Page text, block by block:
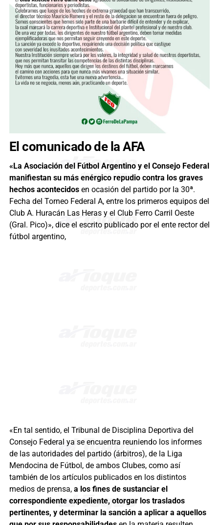
El comunicado de la AFA
«La Asociación del Fútbol Argentino y el Consejo Federal
manifiestan su más enérgico repudio contra los graves
hechos acontecidosen ocasión del partido por la 30ª.
Fecha del Torneo Federal A, entre los primeros equipos del
Club A. Huracán Las Heras y el Club Ferro Carril Oeste
(Gral. Pico)», dice el escrito publicado por el ente rector del
fútbol argentino,
«En tal sentido, el Tribunal de Disciplina Deportiva del
Consejo Federal ya se encuentra reuniendo los informes
de las autoridades del partido (árbitros), de la Liga
Mendocina de Fútbol, de ambos Clubes, como así
también de los artículos publicados en los distintos
medios de prensa, a los fines de sustanciar el
correspondiente expediente, otorgar los traslados
pertinentes, y determinar la sanción a aplicar a aquellos